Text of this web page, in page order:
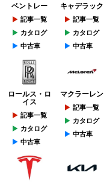
ベントレー
記事一覧
カタログ
中古車
キャデラック
記事一覧
カタログ
中古車
ロールス・ロ
イス
記事一覧
カタログ
中古車
マクラーレン
記事一覧
カタログ
中古車